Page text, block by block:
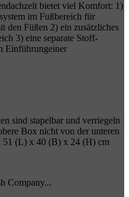
bietet viel Komfort: 1)
im Fußbereich für
den Füßen 2) ein zusätzliches
3) eine separate Stoff-
Einführungeiner
sind stapelbar und verriegeln
Box nicht von der unteren
51 (L) x 40 (B) x 24 (H) cm
Company...